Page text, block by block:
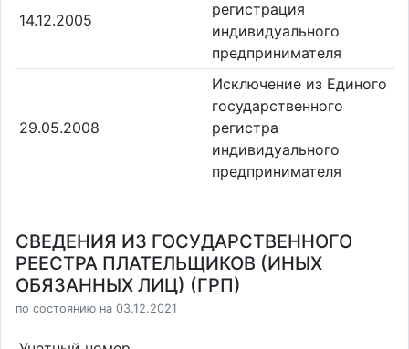
14.12.2005
регистрация
индивидуального
предпринимателя
29.05.2008
Исключение из Единого
государственного
регистра
индивидуального
предпринимателя
СВЕДЕНИЯ ИЗ ГОСУДАРСТВЕННОГО
РЕЕСТРА ПЛАТЕЛЬЩИКОВ (ИНЫХ
ОБЯЗАННЫХ ЛИЦ) (ГРП)
по состоянию на 03.12.2021